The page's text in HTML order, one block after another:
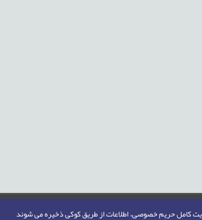
کامل حریم خصوصی، اطلاعات از طریق کوکی ذخیره می شوند